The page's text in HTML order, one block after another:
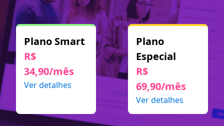
Plano Smart
R$
34,90/mês
Ver detalhes
Plano
Especial
R$
69,90/mês
Ver detalhes